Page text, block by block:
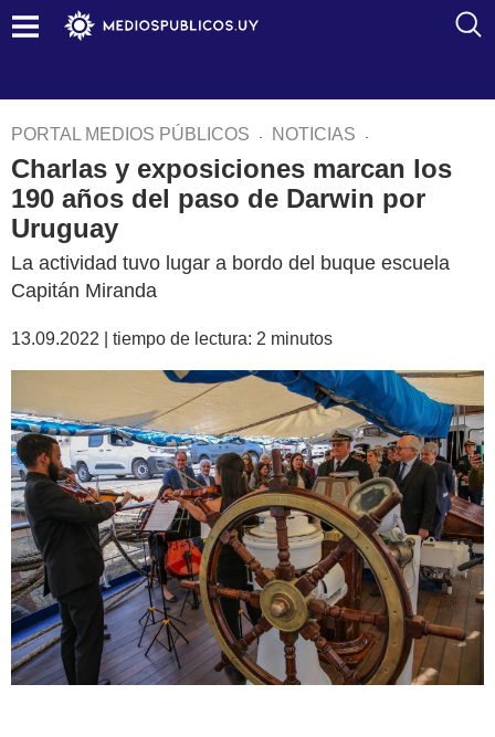
PORTAL MEDIOS PÚBLICOS NOTICIAS
Charlas y exposiciones marcan los
190 años del paso de Darwin por
Uruguay
La actividad tuvo lugar a bordo del buque escuela
Capitán Miranda
13.09.2022 | tiempo de lectura: 2 minutos